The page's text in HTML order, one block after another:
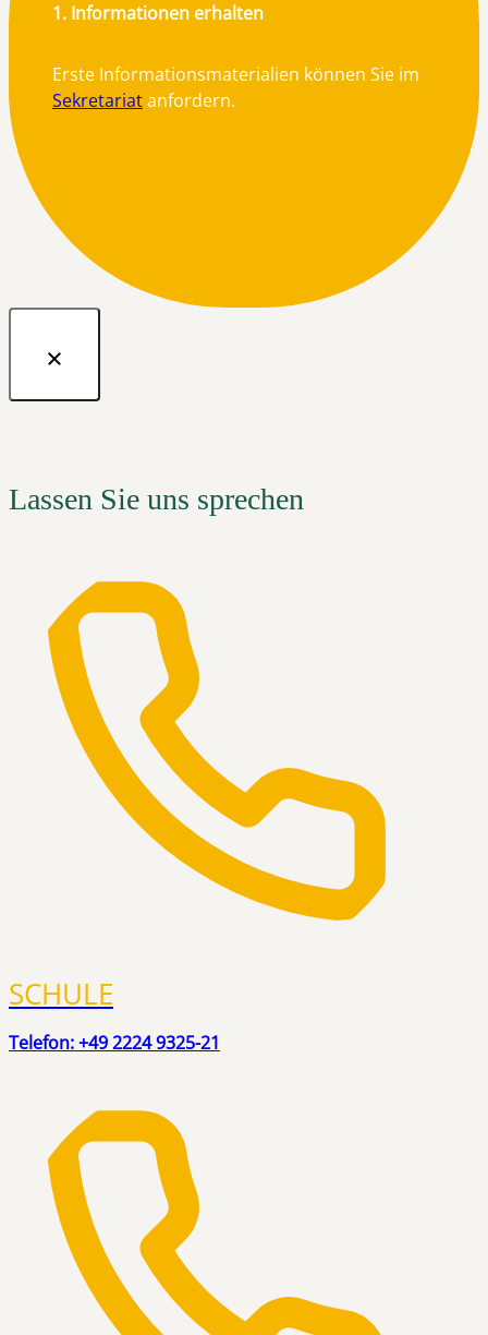
1. Informationen erhalten
Erste Informationsmaterialien können Sie im
Sekretariatanfordern.
Lassen Sie uns sprechen
SCHULE
Telefon: +49 2224 9325-21